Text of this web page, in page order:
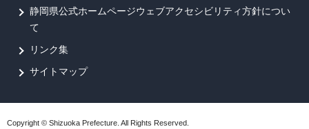
静岡県公式ホームページウェブアクセシビリティ方針につい
て
リンク集
サイトマップ
Copyright © Shizuoka Prefecture. All Rights Reserved.